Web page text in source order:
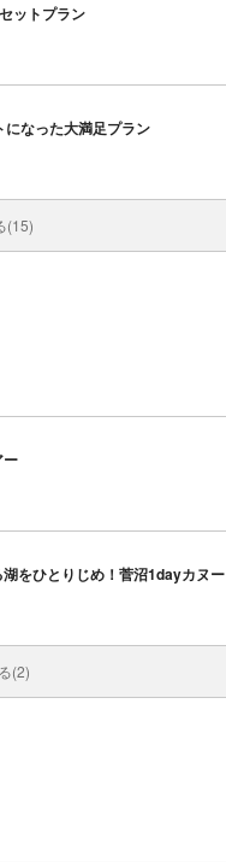
ットプラン
になった大満足プラン
(15)
ー
をひとりじめ！菅沼1dayカヌー
(2)